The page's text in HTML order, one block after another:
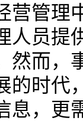
营管理
人员提
然而，
的时代
息，更